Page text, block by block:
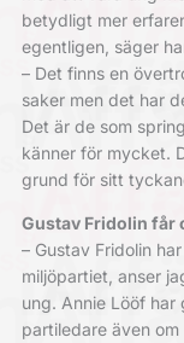
betydligt mer
egentligen, säger
– Det finns en
saker men det har
Det är de som
känner för mycket.
grund för sitt
Gustav Fridolin får
– Gustav Fridolin
miljöpartiet, anser
ung. Annie Lööf
partiledare även